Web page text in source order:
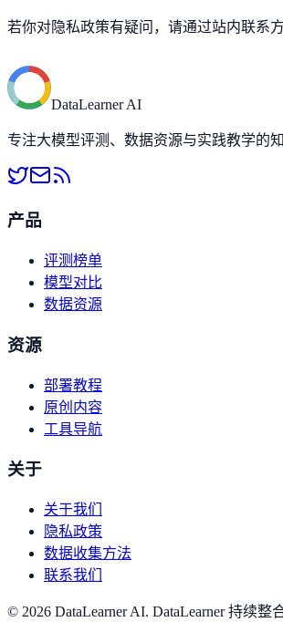
若你对隐私政策有疑问，请通过站内联系
DataLearner AI
专注大模型评测、数据资源与实践教学的
产品
评测榜单
模型对比
数据资源
资源
部署教程
原创内容
工具导航
关于
关于我们
隐私政策
数据收集方法
联系我们
© 2026 DataLearner AI. DataLearner 持续